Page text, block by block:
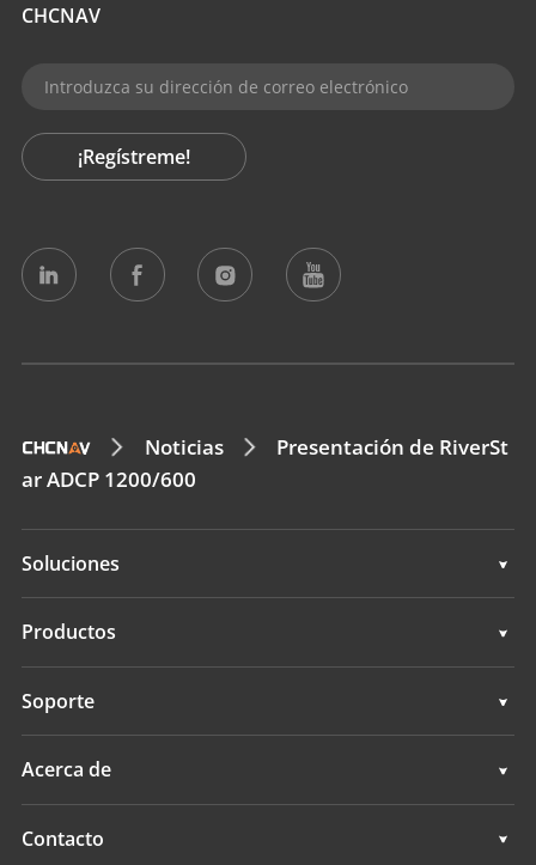
CHCNAV
¡Regístreme!
Noticias
Presentación de RiverSt
ar ADCP 1200/600
Soluciones
Topografía e ingeniería
Levantamientos hidrográficos
Servicios de posicionamiento
Productos
Topografía e ingeniería
Levantamientos hidrográficos
Soporte
Soporte
Acerca de
Contacto